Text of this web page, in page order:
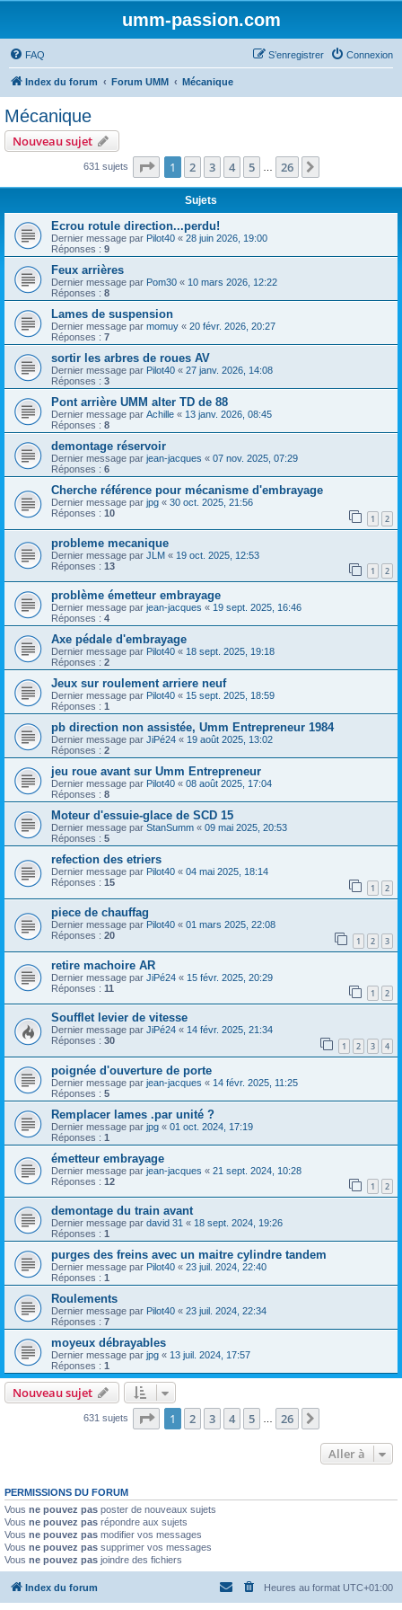
umm-passion.com
FAQ Connexion
S’enregistrer
Index du forum Forum UMM Mécanique
Mécanique
Nouveau sujet
631 sujets Page 1sur26
1 2 3 4 5 26
Sujets
Ecrou rotule direction...perdu!
Dernier message par Pilot40 « 28 juin 2026, 19:00
Réponses : 9
Feux arrières
Dernier message par Pom30 « 10 mars 2026, 12:22
Réponses : 8
Lames de suspension
Dernier message par momuy « 20 févr. 2026, 20:27
Réponses : 7
sortir les arbres de roues AV
Dernier message par Pilot40 « 27 janv. 2026, 14:08
Réponses : 3
Pont arrière UMM alter TD de 88
Dernier message par Achille « 13 janv. 2026, 08:45
Réponses : 8
demontage réservoir
Dernier message par jean-jacques « 07 nov. 2025, 07:29
Réponses : 6
Cherche référence pour mécanisme d'embrayage
Dernier message par jpg « 30 oct. 2025, 21:56
Réponses : 10 1 2
probleme mecanique
Dernier message par JLM « 19 oct. 2025, 12:53
Réponses : 13 1 2
problème émetteur embrayage
Dernier message par jean-jacques « 19 sept. 2025, 16:46
Réponses : 4
Axe pédale d'embrayage
Dernier message par Pilot40 « 18 sept. 2025, 19:18
Réponses : 2
Jeux sur roulement arriere neuf
Dernier message par Pilot40 « 15 sept. 2025, 18:59
Réponses : 1
pb direction non assistée, Umm Entrepreneur 1984
Dernier message par JiPé24 « 19 août 2025, 13:02
Réponses : 2
jeu roue avant sur Umm Entrepreneur
Dernier message par Pilot40 « 08 août 2025, 17:04
Réponses : 8
Moteur d'essuie-glace de SCD 15
Dernier message par StanSumm « 09 mai 2025, 20:53
Réponses : 5
refection des etriers
Dernier message par Pilot40 « 04 mai 2025, 18:14
Réponses : 15 1 2
piece de chauffag
Dernier message par Pilot40 « 01 mars 2025, 22:08
Réponses : 20 1 2 3
retire machoire AR
Dernier message par JiPé24 « 15 févr. 2025, 20:29
Réponses : 11 1 2
Soufflet levier de vitesse
Dernier message par JiPé24 « 14 févr. 2025, 21:34
Réponses : 30 1 2 3 4
poignée d'ouverture de porte
Dernier message par jean-jacques « 14 févr. 2025, 11:25
Réponses : 5
Remplacer lames .par unité ?
Dernier message par jpg « 01 oct. 2024, 17:19
Réponses : 1
émetteur embrayage
Dernier message par jean-jacques « 21 sept. 2024, 10:28
Réponses : 12 1 2
demontage du train avant
Dernier message par david 31 « 18 sept. 2024, 19:26
Réponses : 1
purges des freins avec un maitre cylindre tandem
Dernier message par Pilot40 « 23 juil. 2024, 22:40
Réponses : 1
Roulements
Dernier message par Pilot40 « 23 juil. 2024, 22:34
Réponses : 7
moyeux débrayables
Dernier message par jpg « 13 juil. 2024, 17:57
Réponses : 1
Nouveau sujet
631 sujets Page 1sur26
1 2 3 4 5 … 26
Aller à
PERMISSIONS DU FORUM
Vous ne pouvez pas poster de nouveaux sujets
Vous ne pouvez pas répondre aux sujets
Vous ne pouvez pas modifier vos messages
Vous ne pouvez pas supprimer vos messages
Vous ne pouvez pas joindre des fichiers
Index du forum Heures au format UTC+01:00